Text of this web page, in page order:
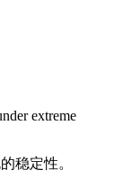
extreme
稳定性。